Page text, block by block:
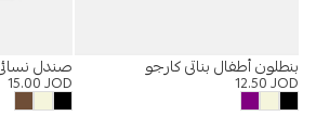
بنطلون أطفال بناتي كارجو
12.50JOD
صندل
15.00JOD